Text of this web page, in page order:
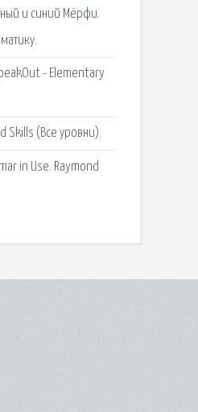
и синий Мёрфи.
- Elementary
Skills (Все уровни).
in Use. Raymond